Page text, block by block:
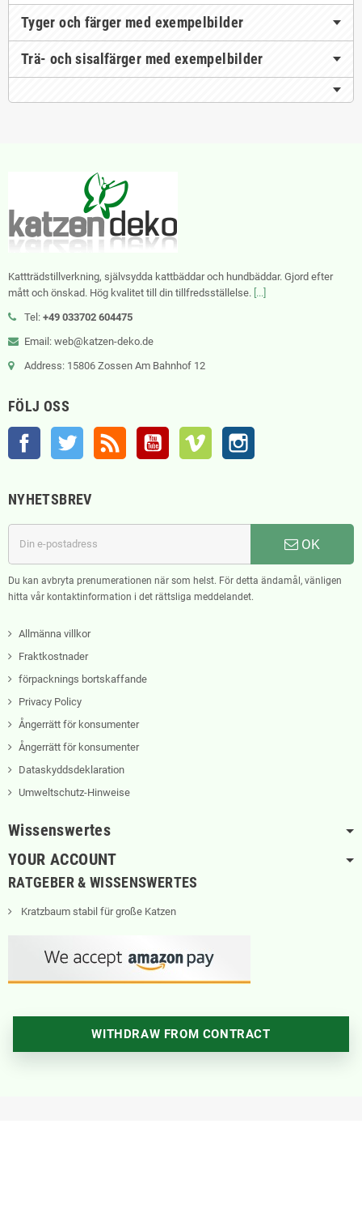
Tyger och färger med exempelbilder
Trä- och sisalfärger med exempelbilder
Kattträdstillverkning, självsydda kattbäddar och hundbäddar. Gjord efter
mått och önskad. Hög kvalitet till din tillfredsställelse. [...]
Tel: +49 033702 604475
Email: web@katzen-deko.de
Address: 15806 Zossen Am Bahnhof 12
FÖLJ OSS
Facebook Twitter RSS YouTube Vimeo
NYHETSBREV
OK
Du kan avbryta prenumerationen när som helst. För detta ändamål, vänligen
hitta vår kontaktinformation i det rättsliga meddelandet.
Allmänna villkor
Fraktkostnader
förpacknings bortskaffande
Privacy Policy
Ångerrätt för konsumenter
Ångerrätt för konsumenter
Dataskyddsdeklaration
Umweltschutz-Hinweise
Wissenswertes
YOUR ACCOUNT
RATGEBER & WISSENSWERTES
Kratzbaum stabil für große Katzen
WITHDRAW FROM CONTRACT